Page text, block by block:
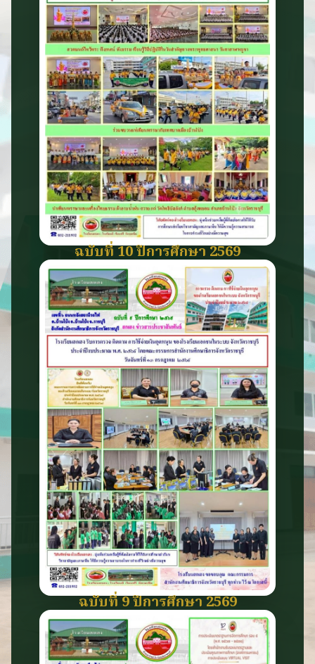
ฉบับที่ 10 ปีการศึกษา 2569
ฉบับที่ 9 ปีการศึกษา 2569